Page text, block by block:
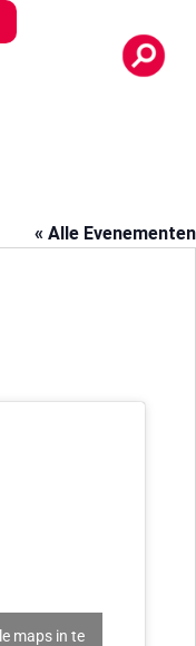
« Alle Evenementen
maps in te